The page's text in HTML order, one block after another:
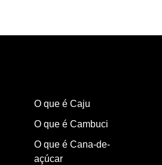
O que é Caju
O que é Cambuci
O que é Cana-de-
açúcar